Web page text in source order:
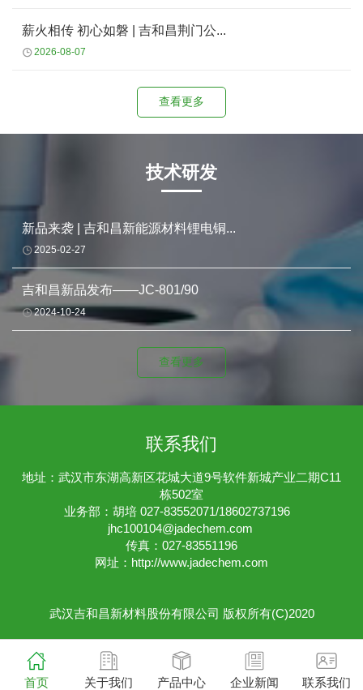
薪火相传 初心如磐 | 吉和昌荆门公...
2026-08-07
查看更多
技术研发
新品来袭 | 吉和昌新能源材料锂电铜...
2025-02-27
吉和昌新品发布——JC-801/90
2024-10-24
查看更多
联系我们
地址：武汉市东湖高新区花城大道9号软件新城产业二期C11
栋502室
业务部：胡培 027-83552071/18602737196
jhc100104@jadechem.com
传真：027-83551196
网址： http://www.jadechem.com
武汉吉和昌新材料股份有限公司 版权所有(C)2020
首页 关于我们 产品中心 企业新闻 联系我们